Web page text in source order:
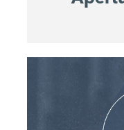
Todas las
GROUP en un
integran en el